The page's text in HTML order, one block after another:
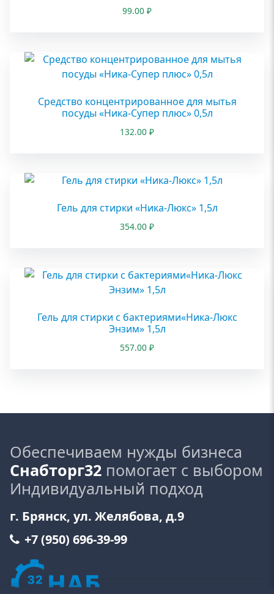
99.00 ₽
Средство концентрированное для мытья
посуды «Ника-Супер плюс» 0,5л
132.00 ₽
Гель для стирки «Ника-Люкс» 1,5л
354.00 ₽
Гель для стирки с бактериями«Ника-Люкс
Энзим» 1,5л
557.00 ₽
Обеспечиваем нужды бизнеса
Снабторг32 помогает с выбором
Индивидуальный подход
г. Брянск, ул. Желябова, д.9
+7 (950) 696-39-99